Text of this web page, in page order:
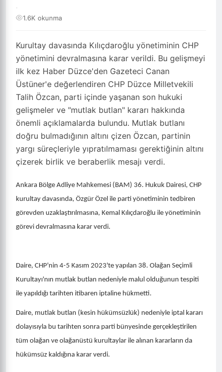
Kurultay davasında Kılıçdaroğlu yönetiminin CHP
yönetimini devralmasına karar verildi. Bu gelişmeyi
ilk kez Haber Düzce'den Gazeteci Canan
Üstüner'e değerlendiren CHP Düzce Milletvekili
Talih Özcan, parti içinde yaşanan son hukuki
gelişmeler ve "mutlak butlan" kararı hakkında
önemli açıklamalarda bulundu. Mutlak butlanı
doğru bulmadığının altını çizen Özcan, partinin
yargı süreçleriyle yıpratılmaması gerektiğinin altını
çizerek birlik ve beraberlik mesajı verdi.
·
1.6K okunma
Ankara Bölge Adliye Mahkemesi (BAM) 36. Hukuk Dairesi, CHP
kurultay davasında, Özgür Özel ile parti yönetiminin tedbiren
görevden uzaklaştırılmasına, Kemal Kılıçdaroğlu ile yönetiminin
görevi devralmasına karar verdi.
Daire, CHP'nin 4-5 Kasım 2023'te yapılan 38. Olağan Seçimli
Kurultayı'nın mutlak butlan nedeniyle malul olduğunun tespiti
ile yapıldığı tarihten itibaren iptaline hükmetti.
Daire, mutlak butlan (kesin hükümsüzlük) nedeniyle iptal kararı
dolayısıyla bu tarihten sonra parti bünyesinde gerçekleştirilen
tüm olağan ve olağanüstü kurultaylar ile alınan kararların da
hükümsüz kaldığına karar verdi.